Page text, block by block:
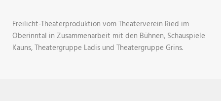
Freilicht-Theaterproduktion vom Theaterverein Ried im
Oberinntal in Zusammenarbeit mit den Bühnen, Schauspiele
Kauns, Theatergruppe Ladis und Theatergruppe Grins.